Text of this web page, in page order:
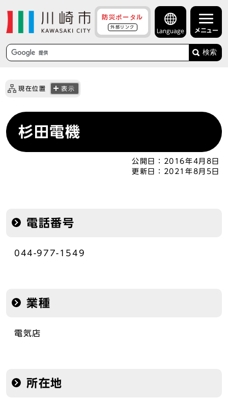
防災ポータル
外部リンク
Language メニュー
検索
現在位置 表示
杉田電機
公開日：
2016年4月8日
更新日：
2021年8月5日
電話番号
044-977-1549
業種
電気店
所在地